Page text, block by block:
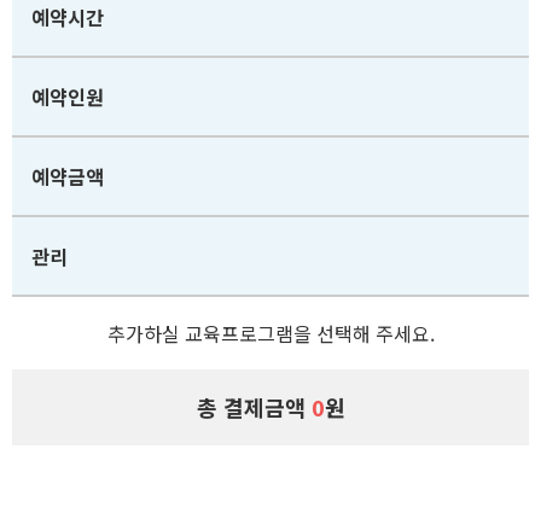
예약시간
예약인원
예약금액
관리
추가하실 교육프로그램을 선택해 주세요.
총 결제금액 0원